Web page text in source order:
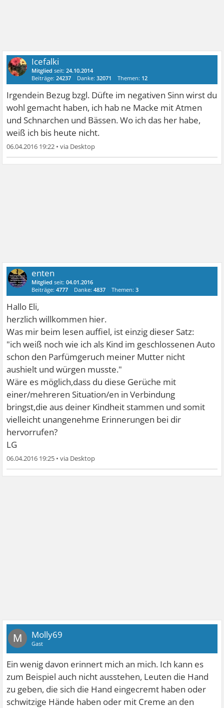
Icefalki
Mitglied seit:24.10.2014
Beiträge:24237 Danke:32071 Themen: 12
Irgendein Bezug bzgl. Düfte im negativen Sinn wirst du
wohl gemacht haben, ich hab ne Macke mit Atmen
und Schnarchen und Bässen. Wo ich das her habe,
weiß ich bis heute nicht.
06.04.2016 19:22 •
enten
Mitglied seit:04.01.2016
Beiträge:4777 Danke:4837 Themen:3
Hallo Eli,
herzlich willkommen hier.
Was mir beim lesen auffiel, ist einzig dieser Satz:
"ich weiß noch wie ich als Kind im geschlossenen Auto
schon den Parfümgeruch meiner Mutter nicht
aushielt und würgen musste."
Wäre es möglich,dass du diese Gerüche mit
einer/mehreren Situation/en in Verbindung
bringst,die aus deiner Kindheit stammen und somit
vielleicht unangenehme Erinnerungen bei dir
hervorrufen?
LG
06.04.2016 19:25 •
M Molly69
Gast
Ein wenig davon erinnert mich an mich. Ich kann es
zum Beispiel auch nicht ausstehen, Leuten die Hand
zu geben, die sich die Hand eingecremt haben oder
schwitzige Hände haben oder mit Creme an den